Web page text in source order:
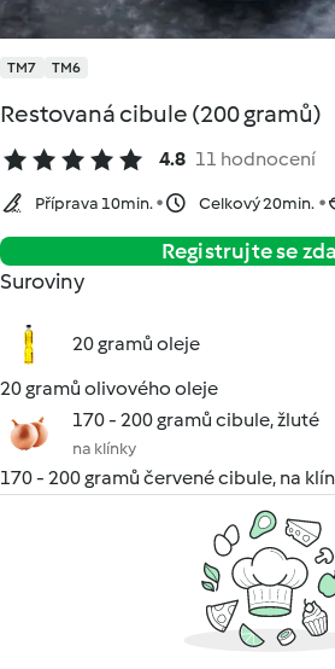
TM7 TM6
Restovaná cibule (200 gramů)
4.8 11 hodnocení
Příprava 10min. Celkový 20min.
Registrujte se
Suroviny
20 gramů oleje
20 gramů olivového oleje
170 - 200 gramů cibule, žluté
na klínky
170 - 200 gramů červené cibule, na